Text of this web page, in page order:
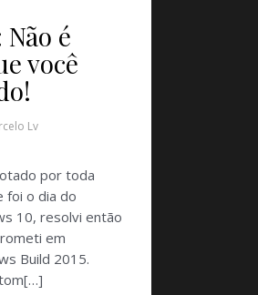
é
você
Lv
por toda
foi o dia do
10, resolvi então
em
Build 2015.